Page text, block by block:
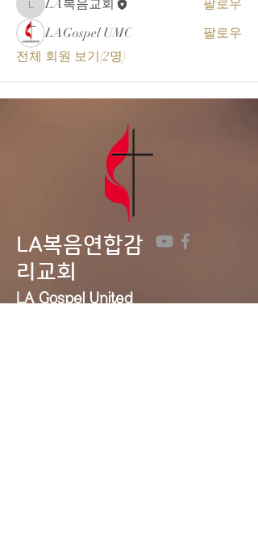
LA복음교회
LA복음교회
팔로우
LAGospel UMC
팔로우
전체 회원 보기(2명)
LA복음연합감
리교회
LA Gospel United